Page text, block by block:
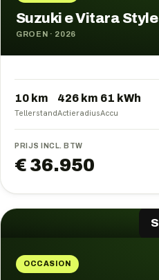
Suzuki e Vitara Style
GROEN · 2026
10 km
Tellerstand
426 km
Actieradius
61 kWh
Accu
PRIJS INCL. BTW
€ 36.950
S
OCCASION